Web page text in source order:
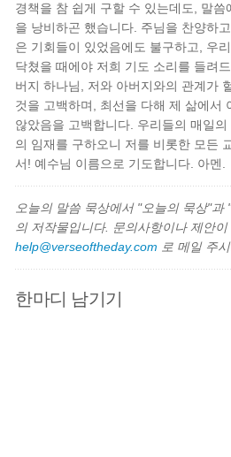
경책을 참 쉽게 구할 수 있는데도, 말
을 낭비하곤 했습니다. 주님을 찬양하
은 기회들이 있었음에도 불구하고, 우
닥쳤을 때에야 저희 기도 소리를 들려
버지 하나님, 저와 아버지와의 관계가
것을 고백하며, 최선을 다해 제 삶에서
않았음을 고백합니다. 우리들의 매일
의 임재를 구하오니 저를 비롯한 모든
서! 예수님 이름으로 기도합니다. 아멘.
오늘의 말씀 묵상에서 "오늘의 묵상"
의 저작물입니다. 문의사항이나 제안
help@verseoftheday.com 로 메일 주
한마디 남기기